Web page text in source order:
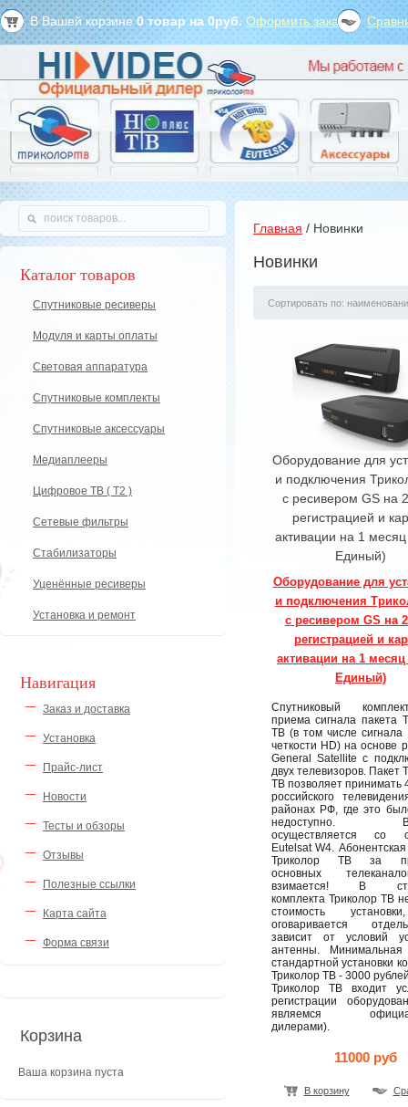
В Вашей корзине 0 товар на 0руб. Оформить заказ?
Каталог товаров
Спутниковые ресиверы
Модуля и карты оплаты
Световая аппаратура
Спутниковые комплекты
Спутниковые аксессуары
Медиаплееры
Цифровое ТВ ( Т2 )
Сетевые фильтры
Стабилизаторы
Уценённые ресиверы
Установка и ремонт
Навигация
Заказ и доставка
Установка
Прайс-лист
Новости
Тесты и обзоры
Отзывы
Полезные ссылки
Карта сайта
Форма связи
Корзина
Ваша корзина пуста
Главная / Новинки
Новинки
Сортировать по:
Оборудование для
и подключения
с ресивером GS на
регистрацией и
активации на 1 месяц
Единый)
Оборудование для
и подключения
с ресивером GS на
регистрацией и
активации на 1 месяц
Единый)
Спутниковый
приема сигнала пакета
ТВ (в том числе сигнала
четкости HD) на основе
General Satellite с
двух телевизоров. Пакет
ТВ позволяет принимать
российского
районах РФ, где это
недоступно.
осуществляется со
Eutelsat W4.
Триколор ТВ за
основных
взимается! В
комплекта Триколор ТВ
стоимость
оговаривается
зависит от условий
антенны. Минимальная
стандартной установки
Триколор ТВ - 3000
Триколор ТВ входит
регистрации
являемся
дилерами).
11000 руб
В корзину